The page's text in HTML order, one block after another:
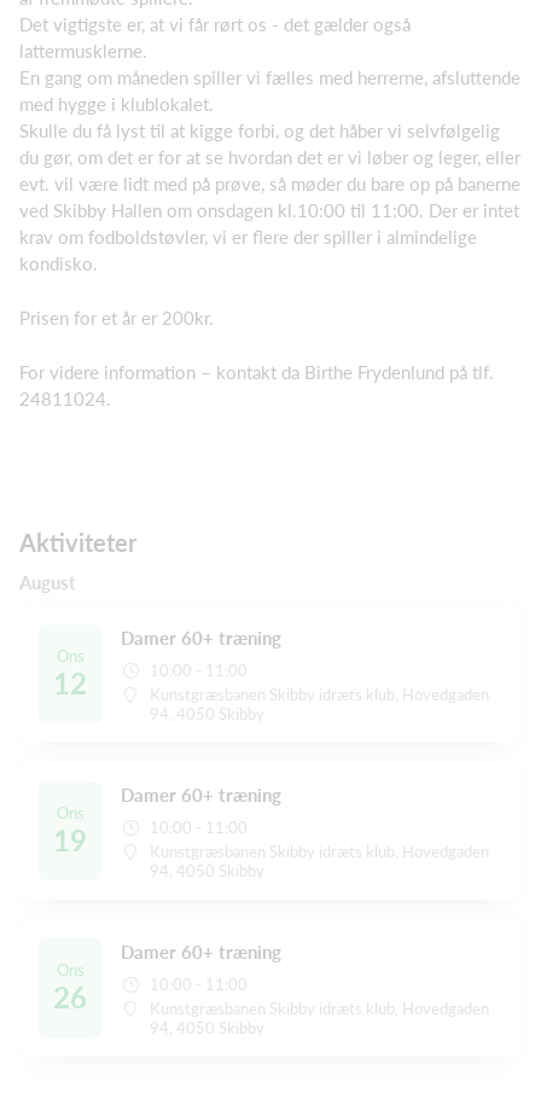
Det vigtigste er, at vi får rørt os - det gælder også
lattermusklerne.
En gang om måneden spiller vi fælles med herrerne, afsluttende
med hygge i klublokalet.
Skulle du få lyst til at kigge forbi, og det håber vi selvfølgelig
du gør, om det er for at se hvordan det er vi løber og leger, eller
evt. vil være lidt med på prøve, så møder du bare op på banerne
ved Skibby Hallen om onsdagen kl.10:00 til 11:00. Der er intet
krav om fodboldstøvler, vi er flere der spiller i almindelige
kondisko.
Prisen for et år er 200kr.
For videre information – kontakt da Birthe Frydenlund på tlf.
24811024.
Aktiviteter
August
Ons
12
Damer 60+ træning
10:00 - 11:00
Kunstgræsbanen Skibby idræts klub, Hovedgaden
94, 4050 Skibby
Ons
19
Damer 60+ træning
10:00 - 11:00
Kunstgræsbanen Skibby idræts klub, Hovedgaden
94, 4050 Skibby
Ons
26
Damer 60+ træning
10:00 - 11:00
Kunstgræsbanen Skibby idræts klub, Hovedgaden
94, 4050 Skibby